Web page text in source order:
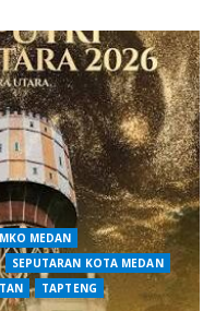
MEDAN
SEPUTARAN KOTA MEDAN
TAPTENG